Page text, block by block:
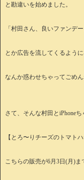
と勘違いを始めました。
「村田さん、良いファンデ
とか広告を流してくるように
なんか惑わせちゃってごめん
さて、そんな村田とiPhone
【とろ〜りチーズのトマト
こちらの販売が6月3日(月)ま